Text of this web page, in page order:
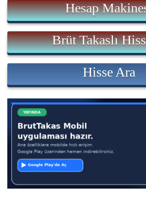
Hesap
Brüt Takaslı
Hisse Ara